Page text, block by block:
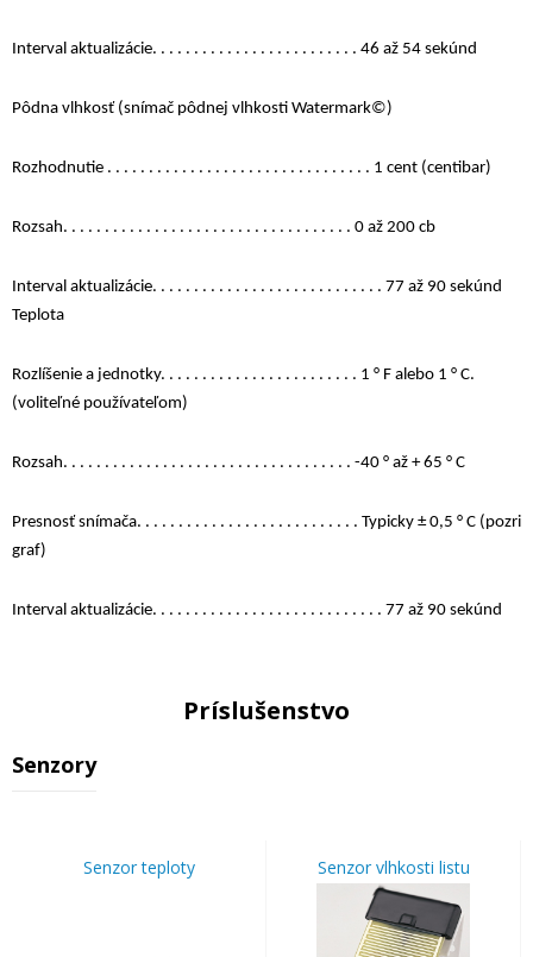
Interval aktualizácie. . . . . . . . . . . . . . . . . . . . . . . . . 46 až 54 sekúnd
Pôdna vlhkosť (snímač pôdnej vlhkosti Watermark©)
Rozhodnutie . . . . . . . . . . . . . . . . . . . . . . . . . . . . . . . . 1 cent (centibar)
Rozsah. . . . . . . . . . . . . . . . . . . . . . . . . . . . . . . . . . . 0 až 200 cb
Interval aktualizácie. . . . . . . . . . . . . . . . . . . . . . . . . . . . 77 až 90 sekúnd
Teplota
Rozlíšenie a jednotky. . . . . . . . . . . . . . . . . . . . . . . . 1 ° F alebo 1 ° C.
(voliteľné používateľom)
Rozsah. . . . . . . . . . . . . . . . . . . . . . . . . . . . . . . . . . . -40 ° až + 65 ° C
Presnosť snímača. . . . . . . . . . . . . . . . . . . . . . . . . . . Typicky ± 0,5 ° C (pozri
graf)
Interval aktualizácie. . . . . . . . . . . . . . . . . . . . . . . . . . . . 77 až 90 sekúnd
Príslušenstvo
Senzory
Senzor teploty Senzor vlhkosti listu